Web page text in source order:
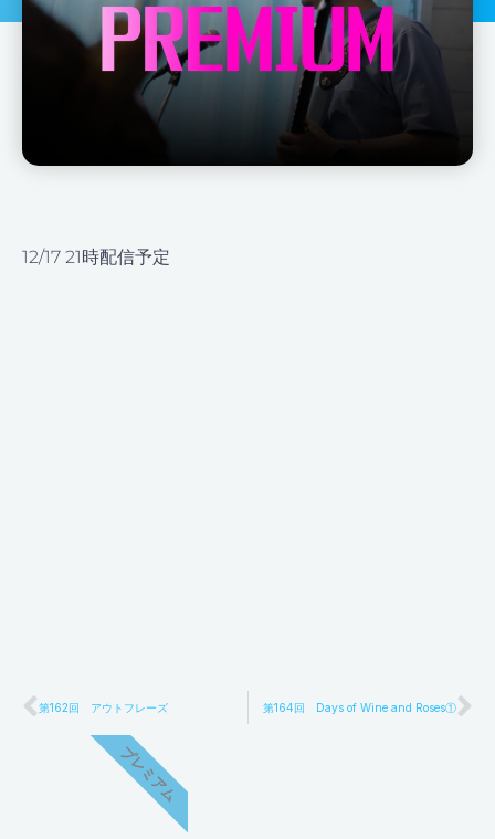
12/17 21時配信予定
Prev
第162回 アウトフレーズ 第164回 Days of Wine and Roses①
プレミアム